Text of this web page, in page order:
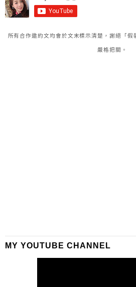
所有合作邀約文均會於文末標示清楚，謝絕「假
嚴格把關。
MY YOUTUBE CHANNEL